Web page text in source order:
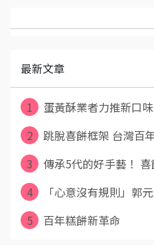
最新文章
1
蛋黃酥業者力推新口
2
跳脫喜餅框架 台灣百
3
傳承5代的好手藝！
4
「心意沒有規則」郭
5
百年糕餅新革命